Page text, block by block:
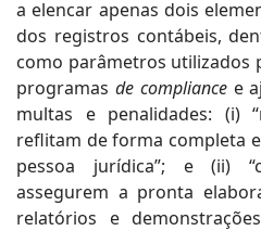
a elencar apenas dois
dos registros contábeis,
como parâmetros utilizados
programas de compliancee
multas e penalidades: (i)
reflitam de forma completa
pessoa jurídica”; e (ii)
assegurem a pronta
relatórios e